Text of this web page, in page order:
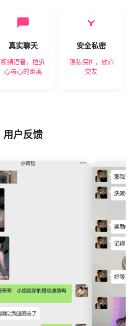
真实聊天
视频语音，拉近
心与心的距离
安全私密
隐私保护，放心
交友
用户反馈